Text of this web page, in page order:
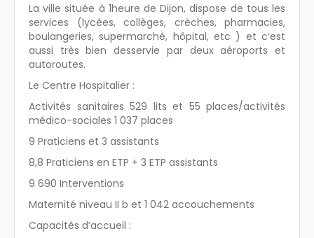
La ville située à 1heure de Dijon, dispose de tous les
services (lycées, collèges, crèches, pharmacies,
boulangeries, supermarché, hôpital, etc ) et c’est
aussi très bien desservie par deux aéroports et
autoroutes.
Le Centre Hospitalier :
Activités sanitaires 529 lits et 55 places/activités
médico-sociales 1 037 places
9 Praticiens et 3 assistants
8,8 Praticiens en ETP + 3 ETP assistants
9 690 Interventions
Maternité niveau II b et 1 042 accouchements
Capacités d’accueil :